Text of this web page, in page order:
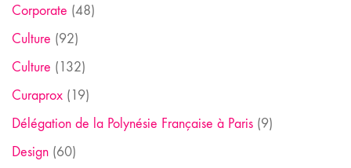
Corporate (48)
Culture (92)
Culture (132)
Curaprox (19)
Délégation de la Polynésie Française à Paris (9)
Design (60)